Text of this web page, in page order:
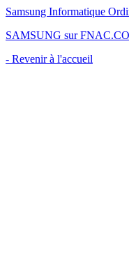
Samsung Informatique
SAMSUNG sur
- Revenir à l'accueil